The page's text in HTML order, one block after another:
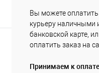
Вы можете оплатить
курьеру наличными
банковской карте,
оплатить заказ на
Принимаем к оплате